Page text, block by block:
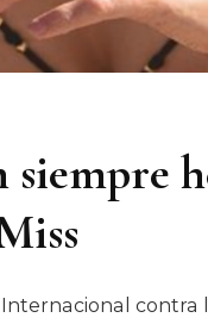
siempre
Internacional contra